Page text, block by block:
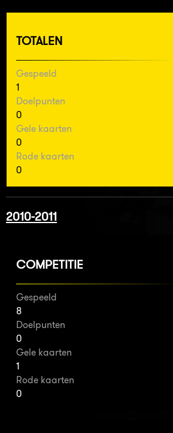
TOTALEN
Gespeeld
1
Doelpunten
0
Gele kaarten
0
Rode kaarten
0
2010-2011
COMPETITIE
Gespeeld
8
Doelpunten
0
Gele kaarten
1
Rode kaarten
0